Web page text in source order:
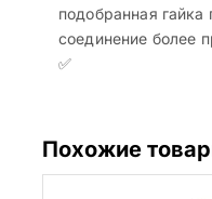
подобранная гайка
соединение более
✅
Похожие